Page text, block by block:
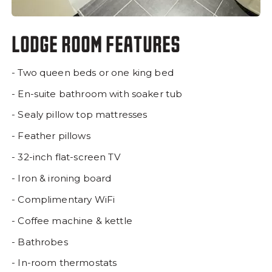
LODGE ROOM FEATURES
- Two queen beds or one king bed
- En-suite bathroom with soaker tub
- Sealy pillow top mattresses
- Feather pillows
- 32-inch flat-screen TV
- Iron & ironing board
- Complimentary WiFi
- Coffee machine & kettle
- Bathrobes
- In-room thermostats